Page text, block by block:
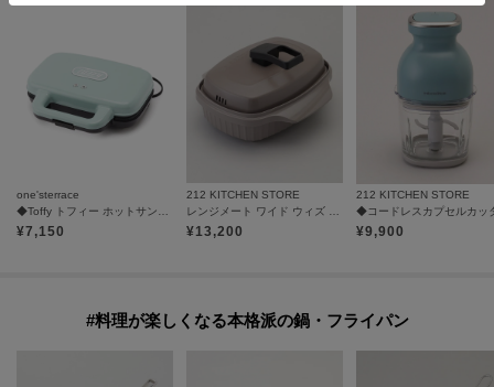
one'sterrace
¥7,150
212 KITCHEN STORE
¥13,200
212 KITCHEN STORE
¥9,900
#料理が楽しくなる本格派の鍋・フライパン